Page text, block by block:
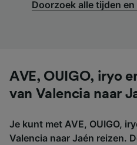
Doorzoek alle tijden
AVE, OUIGO, iryo
van Valencia naar
Je kunt met AVE, OUIGO,
Valencia naar Jaén reizen.